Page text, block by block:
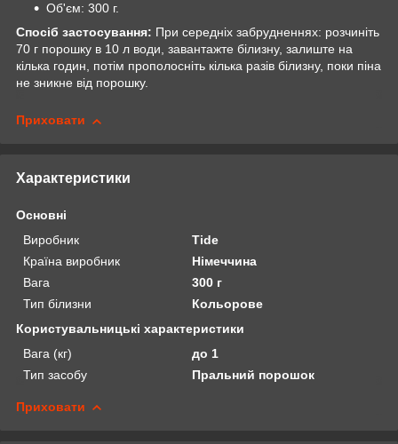
Об'єм: 300 г.
Спосіб застосування: При середніх забрудненнях: розчиніть
70 г порошку в 10 л води, завантажте білизну, залиште на
кілька годин, потім прополосніть кілька разів білизну, поки піна
не зникне від порошку.
Приховати
Характеристики
Основні
Виробник
Tide
Країна виробник
Німеччина
Вага
300 г
Тип білизни
Кольорове
Користувальницькі характеристики
Вага (кг)
до 1
Тип засобу
Пральний порошок
Приховати